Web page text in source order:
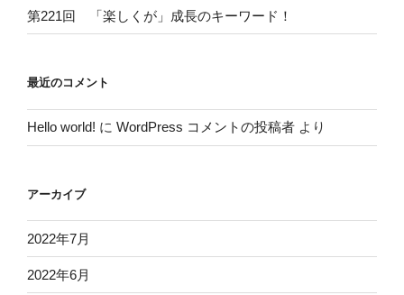
第221回 「楽しくが」成長のキーワード！
最近のコメント
Hello world! に WordPress コメントの投稿者 より
アーカイブ
2022年7月
2022年6月